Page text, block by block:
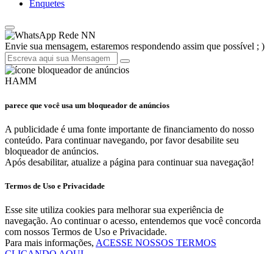
Enquetes
Rede NN
Envie sua mensagem, estaremos respondendo assim que possível ; )
HAMM
parece que você usa um bloqueador de anúncios
A publicidade é uma fonte importante de financiamento do nosso
conteúdo. Para continuar navegando, por favor desabilite seu
bloqueador de anúncios.
Após desabilitar, atualize a página para continuar sua navegação!
Termos de Uso e Privacidade
Esse site utiliza cookies para melhorar sua experiência de
navegação. Ao continuar o acesso, entendemos que você concorda
com nossos Termos de Uso e Privacidade.
Para mais informações, ACESSE NOSSOS TERMOS